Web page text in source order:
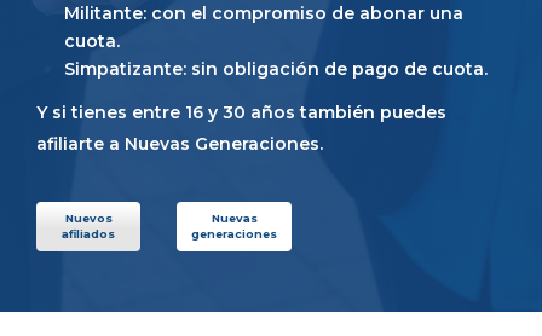
Militante: con el compromiso de abonar una
cuota.
Simpatizante: sin obligación de pago de cuota.
Y si tienes entre 16 y 30 años también puedes
afiliarte a Nuevas Generaciones.
Nuevos
afiliados
Nuevas
generaciones